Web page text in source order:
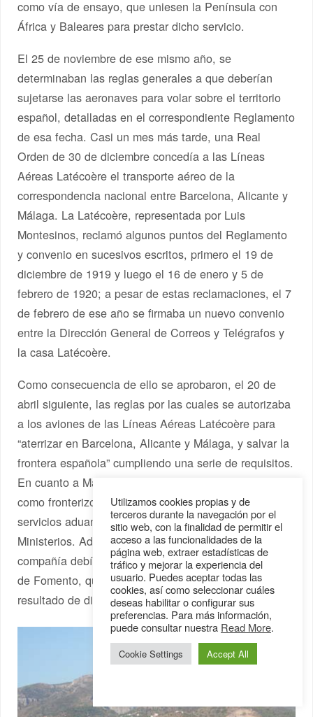
como vía de ensayo, que uniesen la Península con
África y Baleares para prestar dicho servicio.
El 25 de noviembre de ese mismo año, se
determinaban las reglas generales a que deberían
sujetarse las aeronaves para volar sobre el territorio
español, detalladas en el correspondiente Reglamento
de esa fecha. Casi un mes más tarde, una Real
Orden de 30 de diciembre concedía a las Líneas
Aéreas Latécoère el transporte aéreo de la
correspondencia nacional entre Barcelona, Alicante y
Málaga. La Latécoère, representada por Luis
Montesinos, reclamó algunos puntos del Reglamento
y convenio en sucesivos escritos, primero el 19 de
diciembre de 1919 y luego el 16 de enero y 5 de
febrero de 1920; a pesar de estas reclamaciones, el 7
de febrero de ese año se firmaba un nuevo convenio
entre la Dirección General de Correos y Telégrafos y
la casa Latécoère.
Como consecuencia de ello se aprobaron, el 20 de
abril siguiente, las reglas por las cuales se autorizaba
a los aviones de las Líneas Aéreas Latécoère para
“aterrizar en Barcelona, Alicante y Málaga, y salvar la
frontera española” cumpliendo una serie de requisitos.
En cuanto a Málaga, se consideraba su aeródromo
como fronterizo, lo que implicaba organizar en él los
servicios aduaneros y sanitarios por los respectivos
Ministerios. Además, todos los aeródromos de la
compañía debían ser inspeccionados por el Ministerio
de Fomento, quedando la autorización pendiente del
resultado de dicha inspección.
Utilizamos cookies propias y de
terceros durante la navegación por el
sitio web, con la finalidad de permitir el
acceso a las funcionalidades de la
página web, extraer estadísticas de
tráfico y mejorar la experiencia del
usuario. Puedes aceptar todas las
cookies, así como seleccionar cuáles
deseas habilitar o configurar sus
preferencias. Para más información,
puede consultar nuestra Read More.
Cookie Settings Accept All